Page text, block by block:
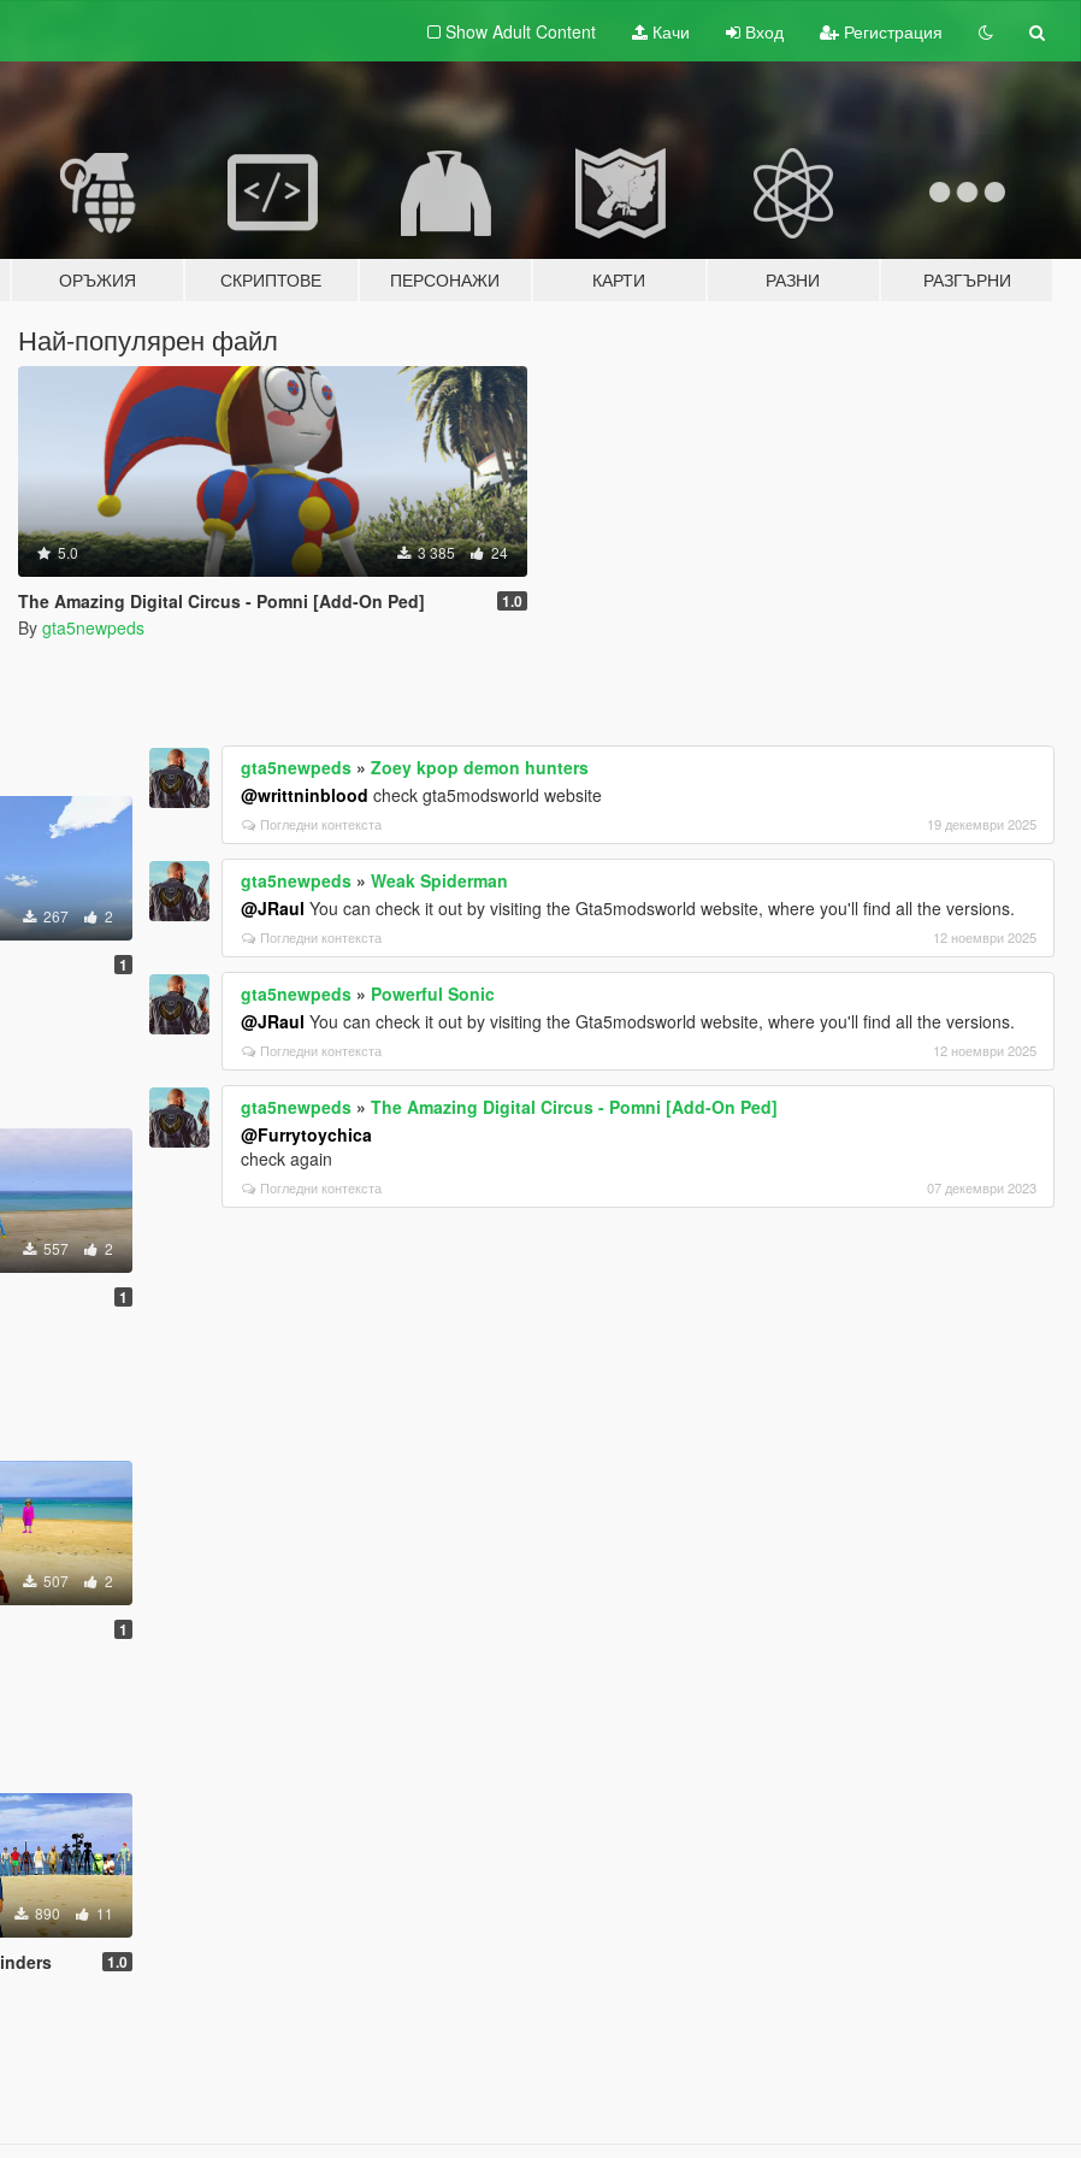
Show Adult Content Качи Вход Регистрация
ОРЪЖИЯ СКРИПТОВЕ ПЕРСОНАЖИ КАРТИ РАЗНИ РАЗГЪРНИ
Най-популярен файл
5.0 3 385 24
The Amazing Digital Circus - Pomni [Add-On Ped] 1.0
By gta5newpeds
267 2
1
557 2
1
507 2
1
890 11
1.0
gta5newpeds »Zoey kpop demon hunters
@writtninblood check gta5modsworld website
Погледни контекста 19 декември 2025
gta5newpeds »Weak Spiderman
@JRaul You can check it out by visiting the Gta5modsworld website, where you'll find all the versions.
Погледни контекста 12 ноември 2025
gta5newpeds » Powerful Sonic
@JRaul You can check it out by visiting the Gta5modsworld website, where you'll find all the versions.
Погледни контекста 12 ноември 2025
gta5newpeds »The Amazing Digital Circus - Pomni [Add-On Ped]
@Furrytoychica
check again
Погледни контекста 07 декември 2023